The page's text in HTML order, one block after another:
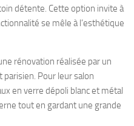
détente. Cette option invite à
se mêle à l’esthétique
rénovation réalisée par un
Pour leur salon
en verre dépoli blanc et métal
tout en gardant une grande